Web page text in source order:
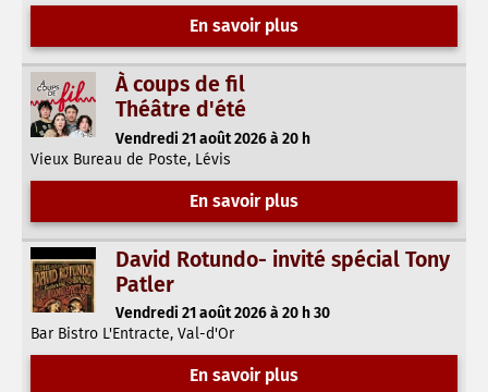
En savoir plus
À coups de fil
Théâtre d'été
Vendredi 21 août 2026 à 20 h
Vieux Bureau de Poste, Lévis
En savoir plus
David Rotundo- invité spécial Tony
Patler
Vendredi 21 août 2026 à 20 h 30
Bar Bistro L'Entracte, Val-d'Or
En savoir plus